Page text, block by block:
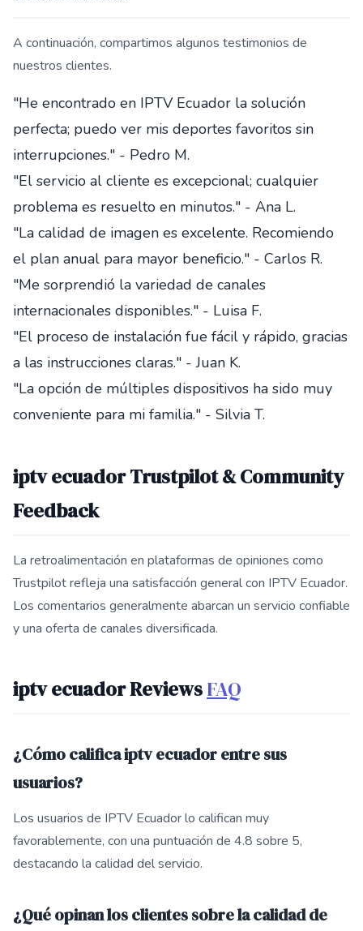
A continuación, compartimos algunos testimonios de
nuestros clientes.
"He encontrado en IPTV Ecuador la solución
perfecta; puedo ver mis deportes favoritos sin
interrupciones." - Pedro M.
"El servicio al cliente es excepcional; cualquier
problema es resuelto en minutos." - Ana L.
"La calidad de imagen es excelente. Recomiendo
el plan anual para mayor beneficio." - Carlos R.
"Me sorprendió la variedad de canales
internacionales disponibles." - Luisa F.
"El proceso de instalación fue fácil y rápido, gracias
a las instrucciones claras." - Juan K.
"La opción de múltiples dispositivos ha sido muy
conveniente para mi familia." - Silvia T.
iptv ecuador Trustpilot & Community
Feedback
La retroalimentación en plataformas de opiniones como
Trustpilot refleja una satisfacción general con IPTV Ecuador.
Los comentarios generalmente abarcan un servicio confiable
y una oferta de canales diversificada.
iptv ecuador ReviewsFAQ
¿Cómo califica iptv ecuador entre sus
usuarios?
Los usuarios de IPTV Ecuador lo califican muy
favorablemente, con una puntuación de 4.8 sobre 5,
destacando la calidad del servicio.
¿Qué opinan los clientes sobre la calidad de